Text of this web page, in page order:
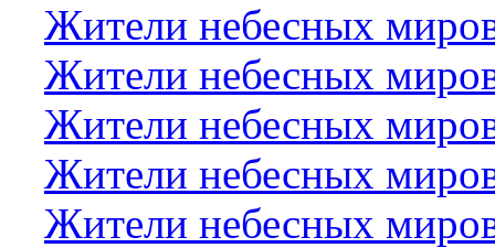
Жители небесных
Жители небесных
Жители небесных
Жители небесных
Жители небесных